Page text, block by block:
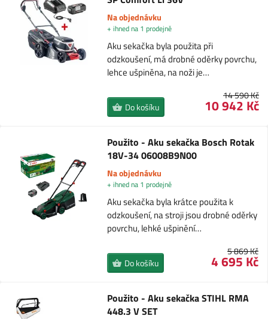
Na objednávku
+ ihned na 1 prodejně
Aku sekačka byla použita při
odzkoušení, má drobné oděrky povrchu,
lehce ušpiněna, na noži je…
14 590 Kč
10 942 Kč
Do košíku
Použito - Aku sekačka Bosch Rotak
18V-34 06008B9N00
Na objednávku
+ ihned na 1 prodejně
Aku sekačka byla krátce použita k
odzkoušení, na stroji jsou drobné oděrky
povrchu, lehké ušpinění…
5 869 Kč
4 695 Kč
Do košíku
Použito - Aku sekačka STIHL RMA
448.3 V SET